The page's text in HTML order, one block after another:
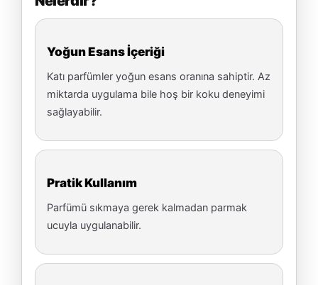
Yoğun Esans İçeriği
Katı parfümler yoğun esans oranına sahiptir. Az
miktarda uygulama bile hoş bir koku deneyimi
sağlayabilir.
Pratik Kullanım
Parfümü sıkmaya gerek kalmadan parmak
ucuyla uygulanabilir.